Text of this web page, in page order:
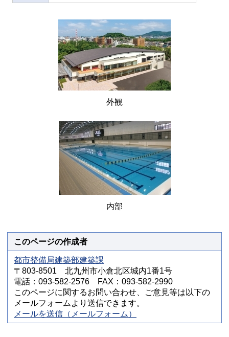
外観
内部
このページの作成者
都市整備局建築部建築課
〒803-8501 北九州市小倉北区城内1番1号
電話：093-582-2576 FAX：093-582-2990
このページに関するお問い合わせ、ご意見等は以下の
メールフォームより送信できます。
メールを送信（メールフォーム）